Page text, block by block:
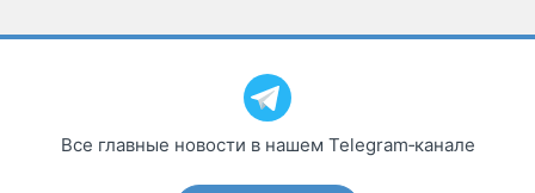
Все главные новости в нашем Telegram‑канале